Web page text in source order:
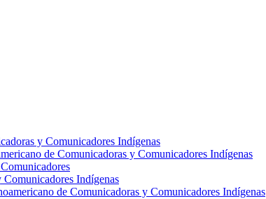
y Comunicadores Indígenas
de Comunicadoras y Comunicadores Indígenas
Indígenas
de Comunicadoras y Comunicadores Indígenas